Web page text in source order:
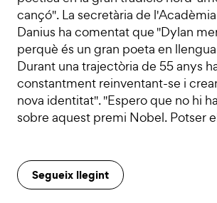
cançó". La secretària de
Danius ha comentat que "Dylan
perquè és un gran poeta en
Durant una trajectòria de 55 anys
constantment reinventant-se i
nova identitat". "Espero que no hi
sobre aquest premi Nobel. Potser
Segueix llegint